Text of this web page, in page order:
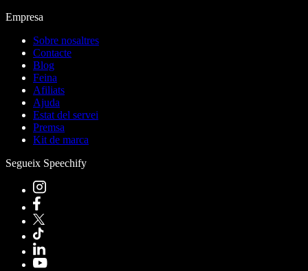
Empresa
Sobre nosaltres
Contacte
Blog
Feina
Afiliats
Ajuda
Estat del servei
Premsa
Kit de marca
Segueix Speechify